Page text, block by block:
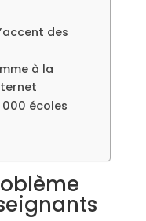
des
à la
écoles